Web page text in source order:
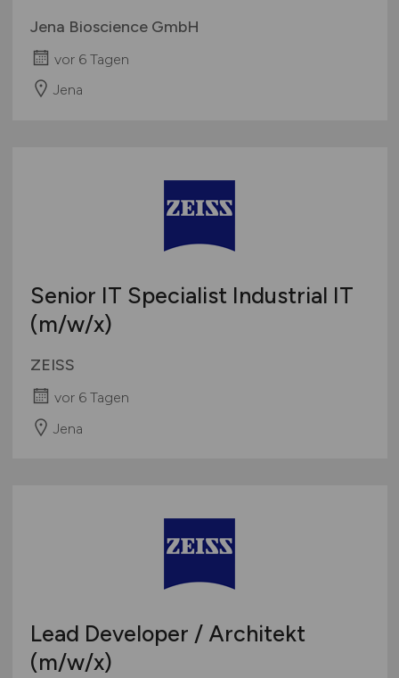
Jena Bioscience GmbH
vor 6 Tagen
Jena
Senior IT Specialist Industrial IT
(m/w/x)
ZEISS
vor 6 Tagen
Jena
Lead Developer / Architekt
(m/w/x)